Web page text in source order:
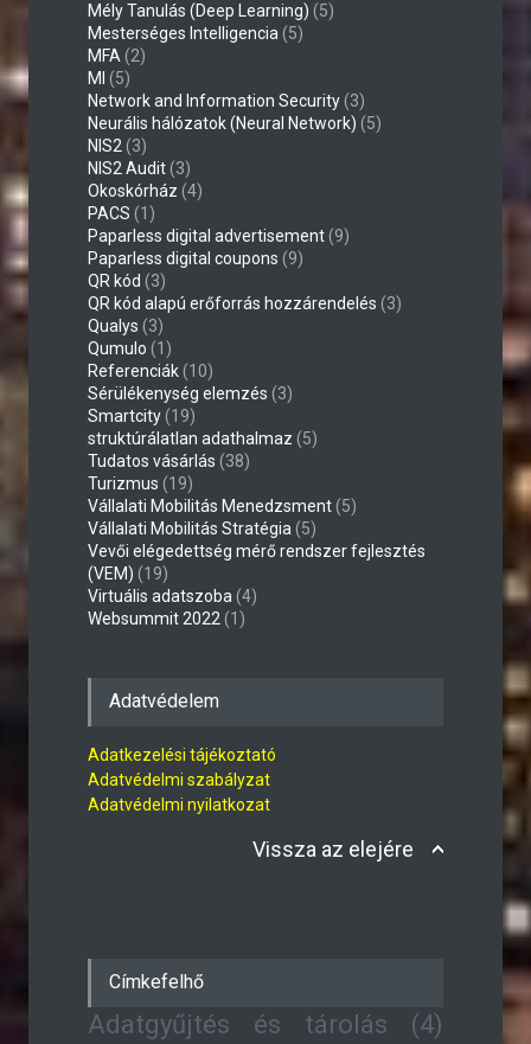
Mély Tanulás (Deep Learning) (5)
Mesterséges Intelligencia (5)
MFA (2)
MI (5)
Network and Information Security(3)
Neurális hálózatok (Neural Network) (5)
NIS2 (3)
NIS2 Audit(3)
Okoskórház (4)
PACS (1)
Paparless digital advertisement(9)
Paparless digital coupons (9)
QR kód (3)
QR kód alapú erőforrás hozzárendelés (3)
Qualys (3)
Qumulo (1)
Referenciák(10)
Sérülékenység elemzés (3)
Smartcity(19)
struktúrálatlan adathalmaz (5)
Tudatos vásárlás (38)
Turizmus (19)
Vállalati Mobilitás Menedzsment(5)
Vállalati Mobilitás Stratégia (5)
Vevői elégedettség mérő rendszer fejlesztés
(VEM) (19)
Virtuális adatszoba (4)
Websummit 2022 (1)
Adatvédelem
Adatkezelési tájékoztató
Adatvédelmi szabályzat
Adatvédelmi nyilatkozat
Vissza az elejére
Címkefelhő
Adatgyűjtés és tárolás (4)